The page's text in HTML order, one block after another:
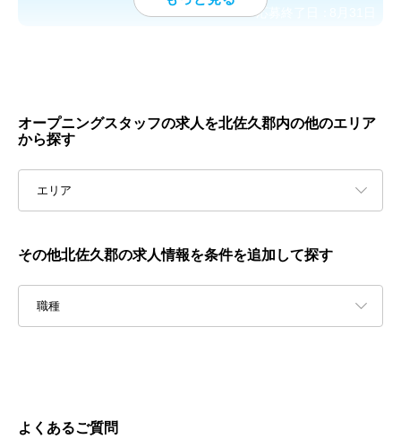
応募終了日：
オープニングスタッフの求人を北佐久郡内の他のエリア
から探す
エリア
その他北佐久郡の求人情報を条件を追加して探す
職種
よくあるご質問